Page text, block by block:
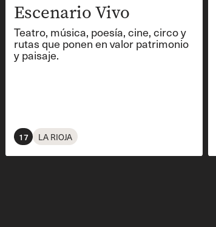
Escenario Vivo
Teatro, música, poesía, cine, circo y
rutas que ponen en valor patrimonio
y paisaje.
17 LA RIOJA